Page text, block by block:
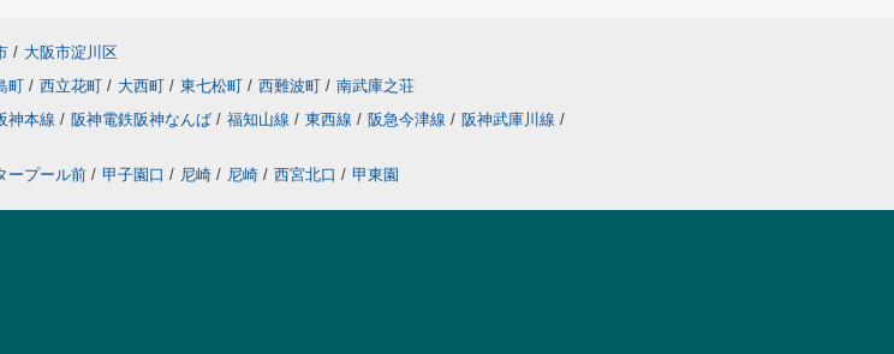
/ 大阪市淀川区
町 / 西立花町 / 大西町 / 東七松町 / 西難波町 / 南武庫之荘
神本線 / 阪神電鉄阪神なんば / 福知山線 / 東西線 / 阪急今津線 / 阪神武庫川線 /
ープール前 / 甲子園口 / 尼崎 / 尼崎 / 西宮北口 / 甲東園